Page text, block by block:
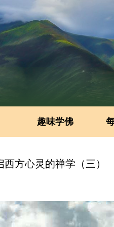
趣味学佛
西方心灵的禅学（三）